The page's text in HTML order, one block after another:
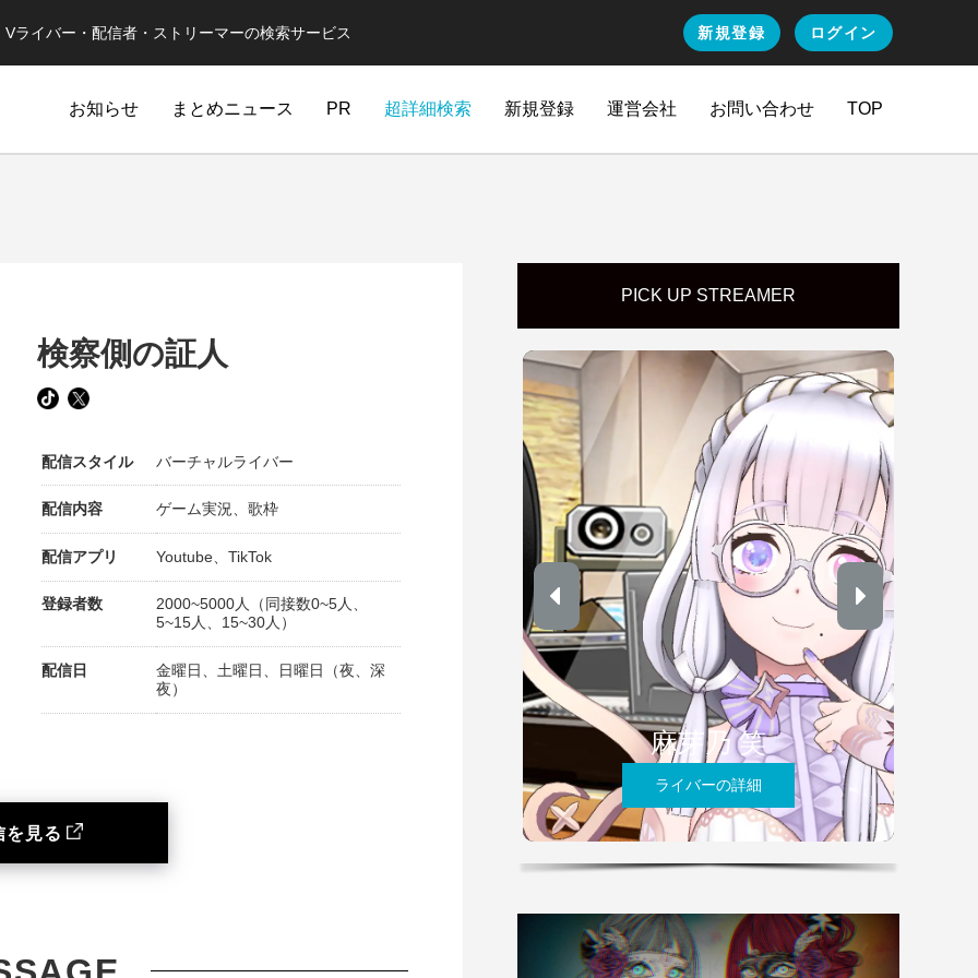
ライバー・配信者・ストリーマーの検索サービス 新規登録 ログイン
お知らせ まとめニュース PR 超詳細検索 新規登録 運営会社 お問い合わせ TOP
検察側の証人
配信スタイル バーチャルライバー
配信内容 ゲーム実況、歌枠
配信アプリ Youtube、TikTok
登録者数
2000~5000人（同接数0~5人、
5~15人、15~30人）
配信日
金曜日、土曜日、日曜日（夜、深
夜）
を見る
PICK UP STREAMER
麻芽乃 笑
ライバーの詳細